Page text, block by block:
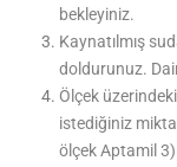
bekleyiniz.
Kaynatılmış
doldurunuz.
Ölçek üzerindeki
istediğiniz
ölçek Aptamil 3)